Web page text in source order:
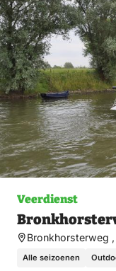
Veerdienst
Bronkhorsterweg ,
Alle seizoenen